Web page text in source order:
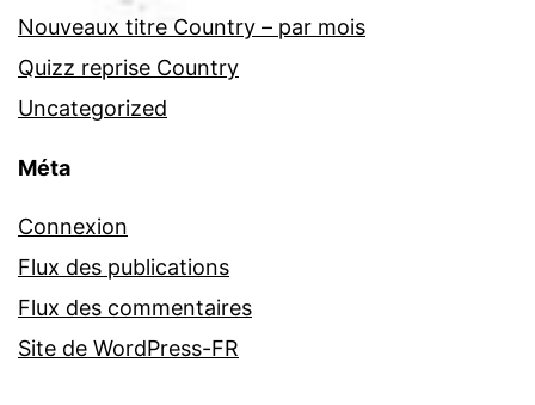
Nouveaux titre Country – par mois
Quizz reprise Country
Uncategorized
Méta
Connexion
Flux des publications
Flux des commentaires
Site de WordPress-FR